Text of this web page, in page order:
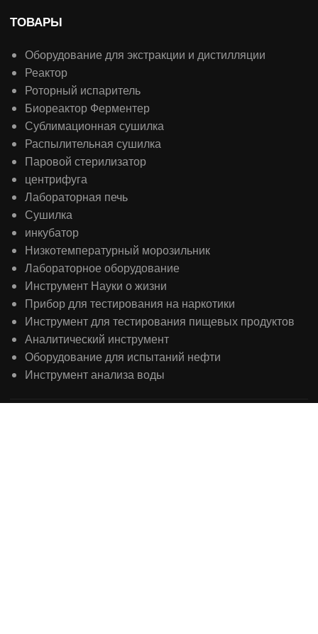
ТОВАРЫ
Оборудование для экстракции и дистилляции
Реактор
Роторный испаритель
Биореактор Ферментер
Сублимационная сушилка
Распылительная сушилка
Паровой стерилизатор
центрифуга
Лабораторная печь
Сушилка
инкубатор
Низкотемпературный морозильник
Лабораторное оборудование
Инструмент Науки о жизни
Прибор для тестирования на наркотики
Инструмент для тестирования пищевых продуктов
Аналитический инструмент
Оборудование для испытаний нефти
Инструмент анализа воды